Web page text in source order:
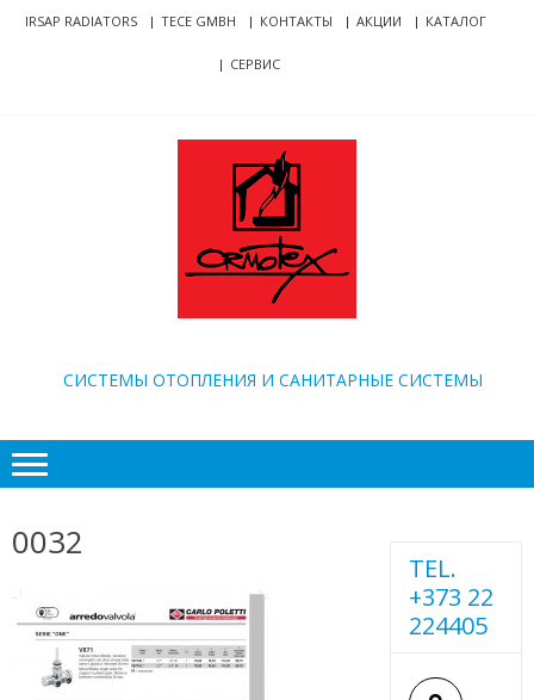
Skip
SkipIRSAP RADIATORS TECE GMBH КОНТАКТЫ АКЦИИ КАТАЛОГ
СЕРВИС
CИСТЕМЫ ОТОПЛЕНИЯ И САНИТАРНЫЕ СИСТЕМЫ
0032
TEL.
+373 22
224405